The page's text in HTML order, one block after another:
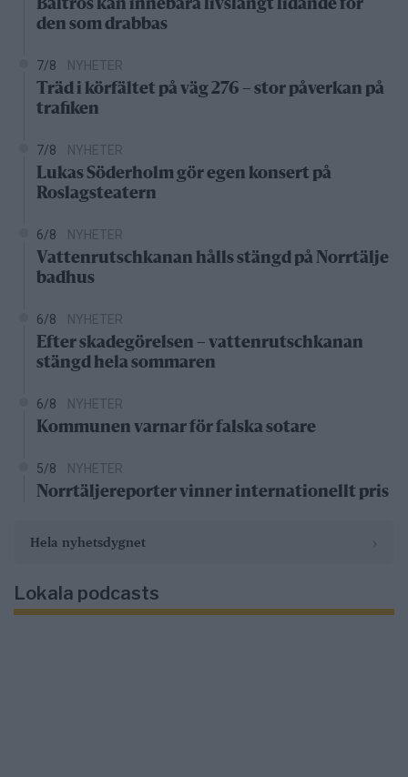
Bältros kan innebära livslångt lidande för
den som drabbas
7/8 NYHETER
Träd i körfältet på väg 276 – stor påverkan på
trafiken
7/8 NYHETER
Lukas Söderholm gör egen konsert på
Roslagsteatern
6/8 NYHETER
Vattenrutschkanan hålls stängd på Norrtälje
badhus
6/8 NYHETER
Efter skadegörelsen – vattenrutschkanan
stängd hela sommaren
6/8 NYHETER
Kommunen varnar för falska sotare
5/8 NYHETER
Norrtäljereporter vinner internationellt pris
Hela nyhetsdygnet
Lokala podcasts